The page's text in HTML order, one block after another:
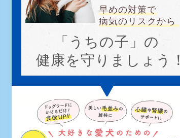
早めの対策で
病気のリスクから
「うちの子」の
健康を守りましょう！